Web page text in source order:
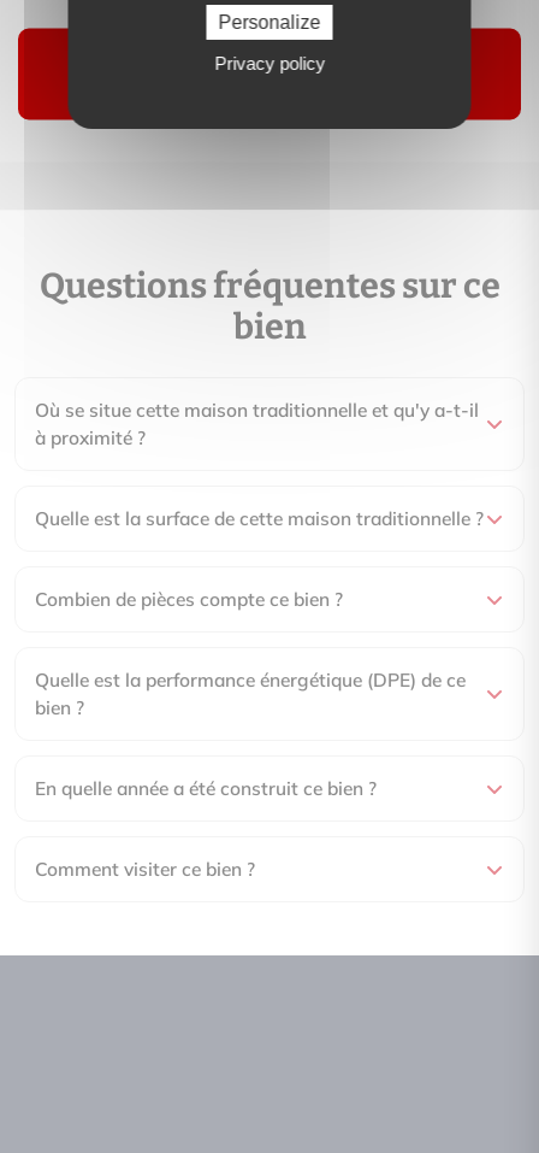
Contactez-moi
Questions fréquentes sur ce
bien
Où se situe cette maison traditionnelle et qu'y a-t-il
à proximité ?
Quelle est la surface de cette maison traditionnelle ?
Combien de pièces compte ce bien ?
Quelle est la performance énergétique (DPE) de ce
bien ?
En quelle année a été construit ce bien ?
Comment visiter ce bien ?
Personalize
Privacy policy